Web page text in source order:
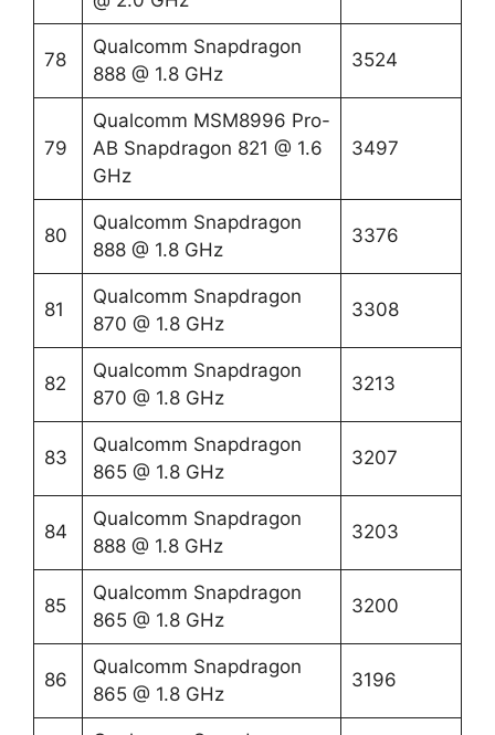
78
Qualcomm Snapdragon
888 @ 1.8 GHz
3524
79
Qualcomm MSM8996 Pro-
AB Snapdragon 821 @ 1.6
GHz
3497
80
Qualcomm Snapdragon
888 @ 1.8 GHz
3376
81
Qualcomm Snapdragon
870 @ 1.8 GHz
3308
82
Qualcomm Snapdragon
870 @ 1.8 GHz
3213
83
Qualcomm Snapdragon
865 @ 1.8 GHz
3207
84
Qualcomm Snapdragon
888 @ 1.8 GHz
3203
85
Qualcomm Snapdragon
865 @ 1.8 GHz
3200
86
Qualcomm Snapdragon
865 @ 1.8 GHz
3196